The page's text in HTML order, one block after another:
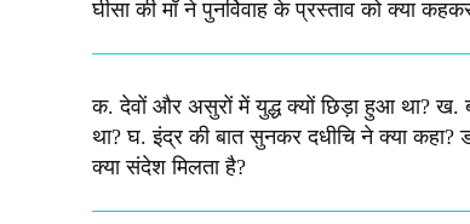
घीसा की माँ ने पुनर्विवाह के प्रस्ताव को क्या
क. देवों और असुरों में युद्ध क्यों छिड़ा हुआ था? ख.
था? घ. इंद्र की बात सुनकर दधीचि ने क्या कहा?
क्या संदेश मिलता है?​